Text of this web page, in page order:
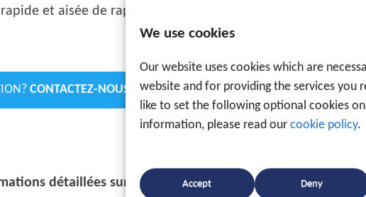
We use cookies
Our website uses cookies which are
website and for providing the services you
like to set the following optional cookies
information, please read our cookie policy.
Accept Deny
et aisée de rapports détaillés. Résultat : moins de
CONTACTEZ-NOUS
détaillées sur: